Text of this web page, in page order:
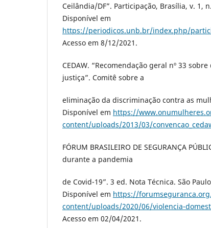
Ceilândia/DF”. Participação, Brasília, v. 1,
Disponível em
https://periodicos.unb.br/index.php/
Acesso em 8/12/2021.
CEDAW. “Recomendação geral nº 33
justiça”. Comitê sobre a
eliminação da discriminação contra as
Disponível em https://
content/uploads/2013/03/
FÓRUM BRASILEIRO DE SEGURANÇA
durante a pandemia
de Covid-19”. 3 ed. Nota Técnica. São
Disponível em https://
content/uploads/2020/06/violencia-
Acesso em 02/04/2021.